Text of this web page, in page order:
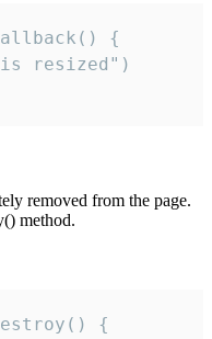
{
resized")
removed from the page.
method.
{